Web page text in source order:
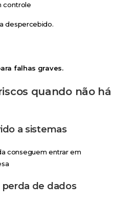
controle
despercebido.
falhas graves.
quando não há
a sistemas
conseguem entrar em
perda de dados